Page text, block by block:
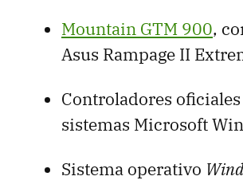
Mountain GTM 900,
Asus Rampage II
Controladores
sistemas Microsoft
Sistema operativo